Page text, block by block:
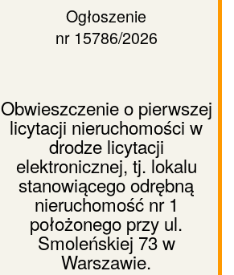
Ogłoszenie
nr 15786/2026
Obwieszczenie o pierwszej
licytacji nieruchomości w
drodze licytacji
elektronicznej, tj. lokalu
stanowiącego odrębną
nieruchomość nr 1
położonego przy ul.
Smoleńskiej 73 w
Warszawie.